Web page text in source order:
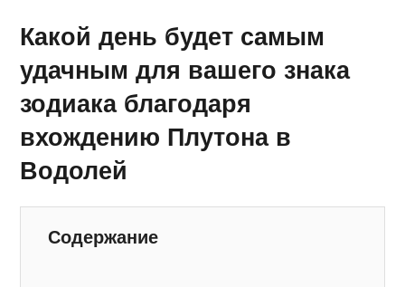
Какой день будет самым
удачным для вашего знака
зодиака благодаря
вхождению Плутона в
Водолей
Содержание